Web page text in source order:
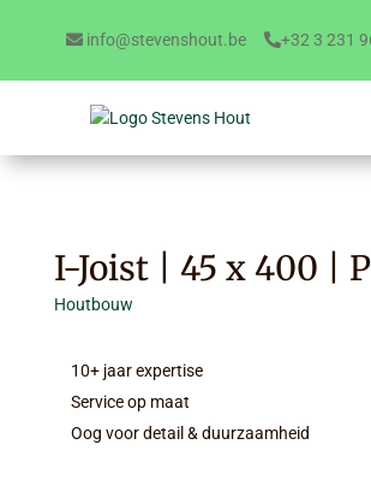
info@stevenshout.be +32 3 231
I-Joist | 45 x 400 |
Houtbouw
10+ jaar expertise
Service op maat
Oog voor detail & duurzaamheid